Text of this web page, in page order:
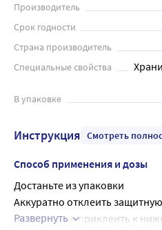
удерживая ее внутри и
появление неприятного
поверхность прокладки
содержит большое количество
на поверхности не
пропускает жидкость.
Толщина прокладки всего 2
Рекомендуется менять
часа. Бренд Ola! - это
высокотехнологичная
гигиены
Производитель
Срок годности
Страна производитель
Специальные свойства
В упаковке
Инструкция Смотреть
Способ применения и дозы
Достаньте из упаковки
Аккуратно отклеить
прокладки и приклеить к
Развернуть